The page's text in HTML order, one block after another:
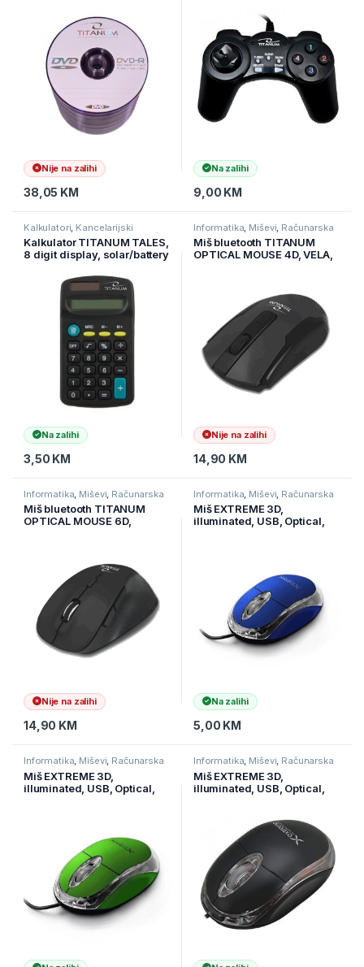
Nije na zalihi
38,05 KM
Na zalihi
9,00 KM
Kalkulatori Kancelarijski
Kancelarijski namještaj
i materijal
Kalkulator TITANUM TALES,
8 digit display, solar/battery
Na zalihi
3,50 KM
Informatika Miševi Računarska
periferija
Miš bluetooth TITANUM
OPTICAL MOUSE 4D, VELA,
Nije na zalihi
14,90 KM
Informatika Miševi Računarska
periferija
Miš bluetooth TITANUM
OPTICAL MOUSE 6D,
Nije na zalihi
14,90 KM
Informatika Miševi Računarska
periferija
Miš EXTREME 3D,
illuminated, USB, Optical,
Na zalihi
5,00 KM
Informatika Miševi Računarska
Miš EXTREME 3D,
illuminated, USB, Optical,
Informatika Miševi Računarska
Miš EXTREME 3D,
illuminated, USB, Optical,